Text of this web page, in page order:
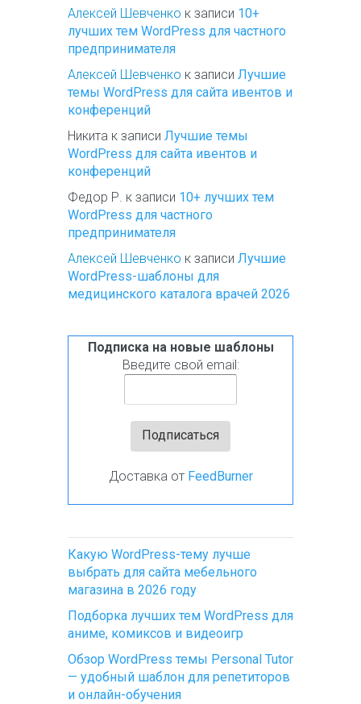
Алексей Шевченко к записи 10+
лучших тем WordPress для частного
предпринимателя
Алексей Шевченко к записи Лучшие
темы WordPress для сайта ивентов и
конференций
Никита к записи Лучшие темы
WordPress для сайта ивентов и
конференций
Федор Р. к записи 10+ лучших тем
WordPress для частного
предпринимателя
Алексей Шевченко к записи Лучшие
WordPress-шаблоны для
медицинского каталога врачей 2026
Подписка на новые шаблоны
Введите свой email:
Доставка от FeedBurner
Какую WordPress-тему лучше
выбрать для сайта мебельного
магазина в 2026 году
Подборка лучших тем WordPress для
аниме, комиксов и видеоигр
Обзор WordPress темы Personal Tutor
— удобный шаблон для репетиторов
и онлайн-обучения